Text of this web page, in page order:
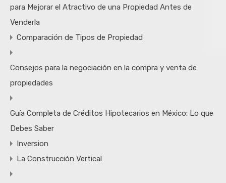
para Mejorar el Atractivo de una Propiedad Antes de
Venderla
Comparación de Tipos de Propiedad
Consejos para la negociación en la compra y venta de
propiedades
Guía Completa de Créditos Hipotecarios en México: Lo que
Debes Saber
Inversion
La Construcción Vertical